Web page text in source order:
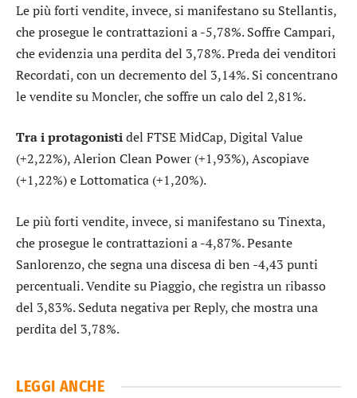
Le più forti vendite, invece, si manifestano su Stellantis,
che prosegue le contrattazioni a -5,78%. SoffreCampari,
che evidenzia una perdita del 3,78%. Preda dei venditori
Recordati, con un decremento del 3,14%. Si concentrano
le vendite suMoncler, che soffre un calo del 2,81%.
Tra i protagonistidel FTSE MidCap,Digital Value
(+2,22%),Alerion Clean Power (+1,93%),Ascopiave
(+1,22%) eLottomatica (+1,20%).
Le più forti vendite, invece, si manifestano suTinexta,
che prosegue le contrattazioni a -4,87%. Pesante
Sanlorenzo, che segna una discesa di ben -4,43 punti
percentuali. Vendite suPiaggio, che registra un ribasso
del 3,83%. Seduta negativa perReply, che mostra una
perdita del 3,78%.
LEGGI ANCHE